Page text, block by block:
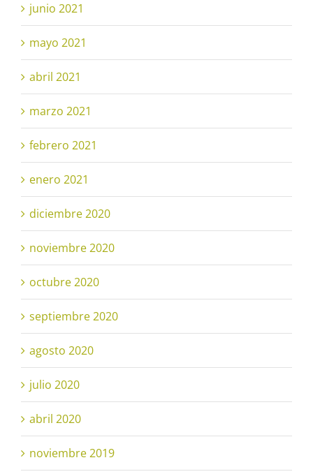
junio 2021
mayo 2021
abril 2021
marzo 2021
febrero 2021
enero 2021
diciembre 2020
noviembre 2020
octubre 2020
septiembre 2020
agosto 2020
julio 2020
abril 2020
noviembre 2019